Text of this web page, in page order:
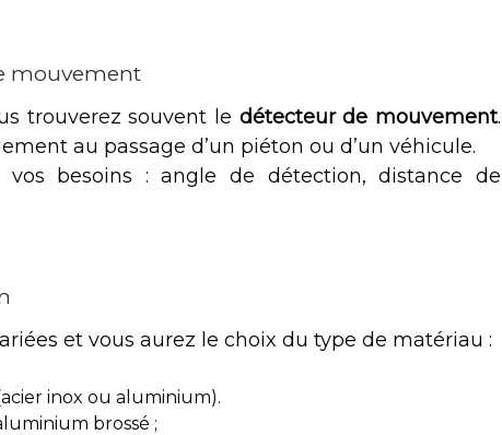
mouvement
trouverez souvent le détecteur de mouvement.
au passage d’un piéton ou d’un véhicule.
besoins : angle de détection, distance de
et vous aurez le choix du type de matériau :
inox ou aluminium).
brossé ;